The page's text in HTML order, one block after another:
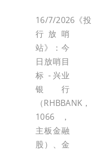
16/7/2026《投
行放哨
站》：今
日放哨目
标 - 兴业
银行
（RHBBANK，
1066，
主板金融
股）、金